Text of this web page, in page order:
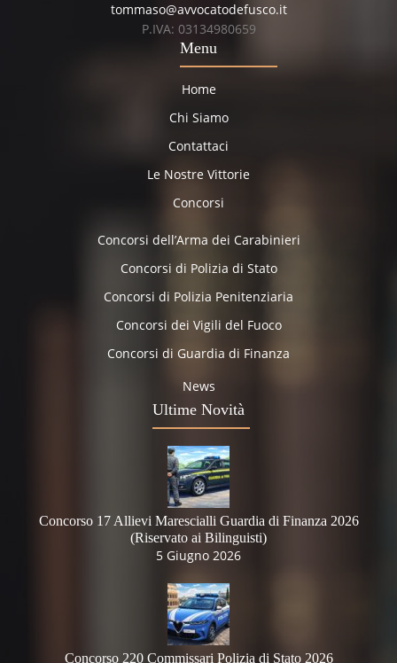
tommaso@avvocatodefusco.it
P.IVA: 03134980659
Menu
Home
Chi Siamo
Contattaci
Le Nostre Vittorie
Concorsi
Concorsi dell’Arma dei Carabinieri
Concorsi di Polizia di Stato
Concorsi di Polizia Penitenziaria
Concorsi dei Vigili del Fuoco
Concorsi di Guardia di Finanza
News
Ultime Novità
Concorso 17 Allievi Marescialli Guardia di Finanza 2026
(Riservato ai Bilinguisti)
5 Giugno 2026
Concorso 220 Commissari Polizia di Stato 2026